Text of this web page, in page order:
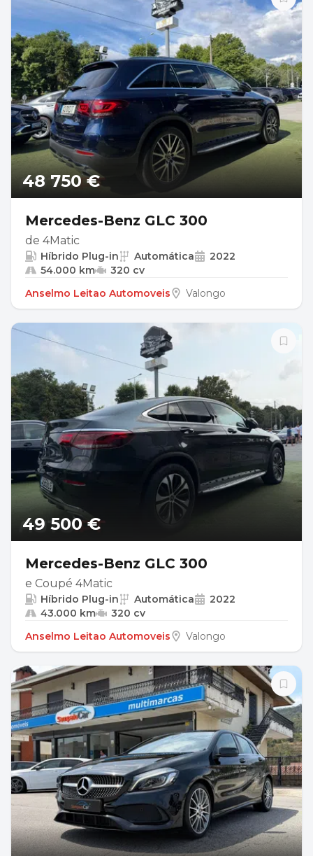
48 750 €
Mercedes-Benz GLC 300
de 4Matic
Híbrido Plug-in Automática
2022
54.000 km
320 cv
Anselmo Leitao Automoveis
Valongo
49 500 €
Mercedes-Benz GLC 300
e Coupé 4Matic
Híbrido Plug-in Automática
2022
43.000 km
320 cv
Anselmo Leitao Automoveis
Valongo